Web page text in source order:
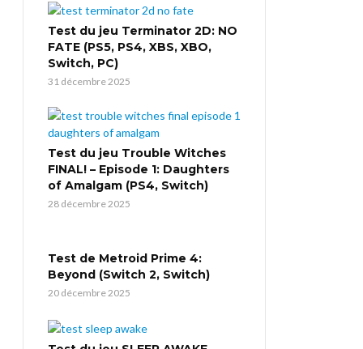
Test du jeu Terminator 2D: NO
FATE (PS5, PS4, XBS, XBO,
Switch, PC)
31 décembre 2025
Test du jeu Trouble Witches
FINAL! – Episode 1: Daughters
of Amalgam (PS4, Switch)
28 décembre 2025
Test de Metroid Prime 4:
Beyond (Switch 2, Switch)
20 décembre 2025